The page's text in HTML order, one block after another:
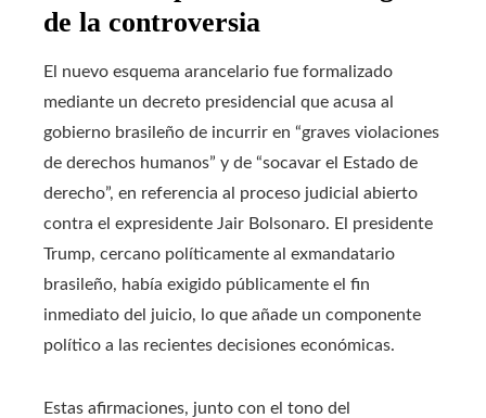
de la controversia
El nuevo esquema arancelario fue formalizado
mediante un decreto presidencial que acusa al
gobierno brasileño de incurrir en “graves violaciones
de derechos humanos” y de “socavar el Estado de
derecho”, en referencia al proceso judicial abierto
contra el expresidente Jair Bolsonaro. El presidente
Trump, cercano políticamente al exmandatario
brasileño, había exigido públicamente el fin
inmediato del juicio, lo que añade un componente
político a las recientes decisiones económicas.
Estas afirmaciones, junto con el tono del